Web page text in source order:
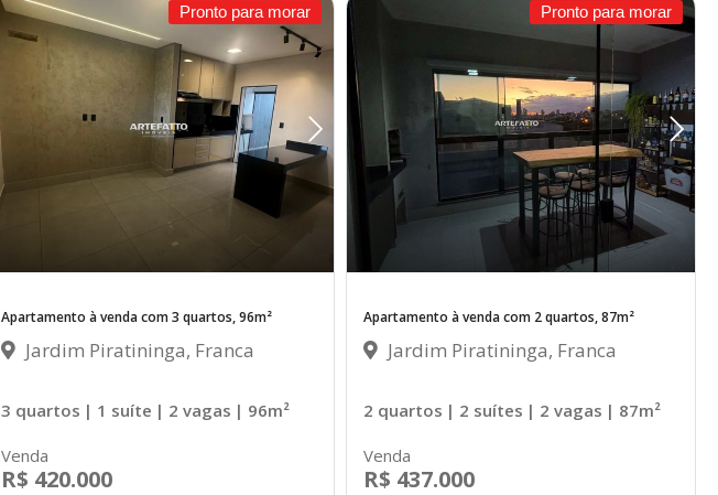
Pronto para morar
Apartamento à venda com 3 quartos, 96m²
Jardim Piratininga, Franca
3 quartos | 1 suíte | 2 vagas | 96m²
Venda
R$ 420.000
Pronto para morar
Apartamento à venda com 2 quartos, 87m²
Jardim Piratininga, Franca
2 quartos | 2 suítes | 2 vagas | 87m²
Venda
R$ 437.000